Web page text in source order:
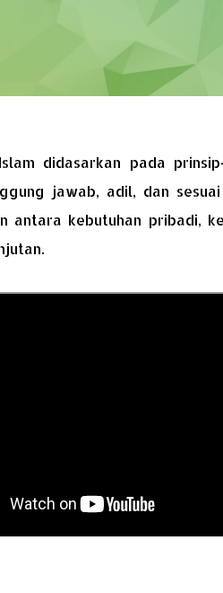
didasarkan pada
jawab, adil, dan
antara kebutuhan pribadi,